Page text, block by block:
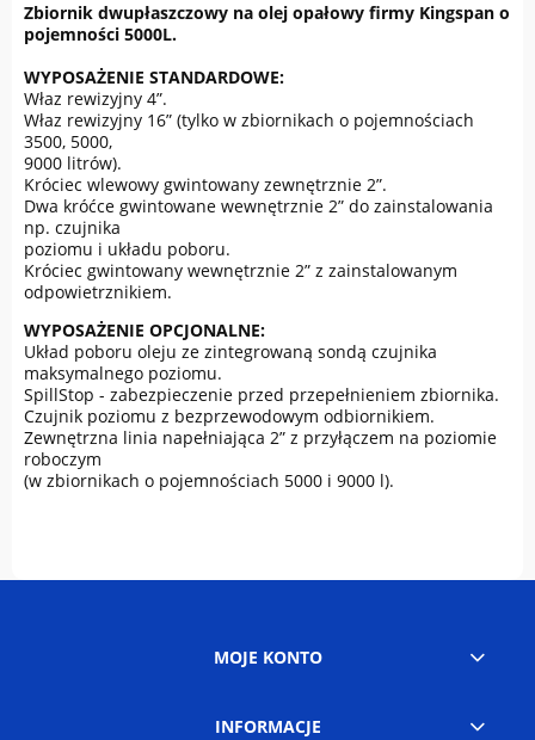
Zbiornik dwupłaszczowy na olej opałowy firmy Kingspan o
pojemności 5000L.
WYPOSAŻENIE STANDARDOWE:
Właz rewizyjny 4”.
Właz rewizyjny 16” (tylko w zbiornikach o pojemnościach
3500, 5000,
9000 litrów).
Króciec wlewowy gwintowany zewnętrznie 2”.
Dwa króćce gwintowane wewnętrznie 2” do zainstalowania
np. czujnika
poziomu i układu poboru.
Króciec gwintowany wewnętrznie 2” z zainstalowanym
odpowietrznikiem.
WYPOSAŻENIE OPCJONALNE:
Układ poboru oleju ze zintegrowaną sondą czujnika
maksymalnego poziomu.
SpillStop - zabezpieczenie przed przepełnieniem zbiornika.
Czujnik poziomu z bezprzewodowym odbiornikiem.
Zewnętrzna linia napełniająca 2” z przyłączem na poziomie
roboczym
(w zbiornikach o pojemnościach 5000 i 9000 l).
MOJE KONTO
INFORMACJE